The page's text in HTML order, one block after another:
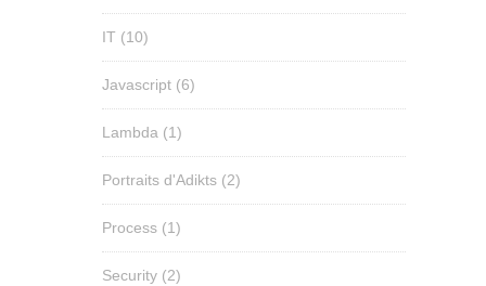
IT (10)
Javascript (6)
Lambda (1)
Portraits d'Adikts (2)
Process (1)
Security (2)